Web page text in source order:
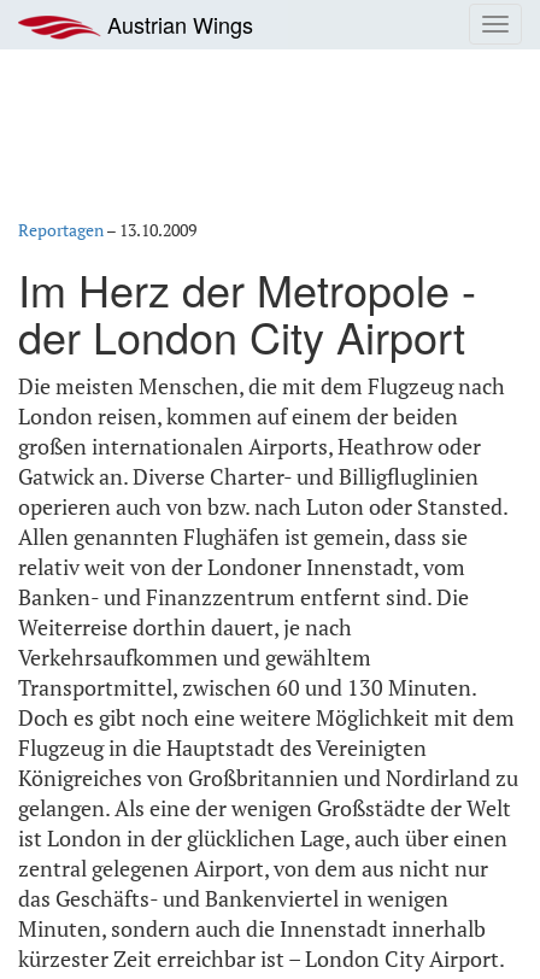
Inhalt
springen
Austrian Wings
Reportagen– 13.10.2009
Im Herz der Metropole -
der London City Airport
Die meisten Menschen, die mit dem Flugzeug nach
London reisen, kommen auf einem der beiden
großen internationalen Airports, Heathrow oder
Gatwick an. Diverse Charter- und Billigfluglinien
operieren auch von bzw. nach Luton oder Stansted.
Allen genannten Flughäfen ist gemein, dass sie
relativ weit von der Londoner Innenstadt, vom
Banken- und Finanzzentrum entfernt sind. Die
Weiterreise dorthin dauert, je nach
Verkehrsaufkommen und gewähltem
Transportmittel, zwischen 60 und 130 Minuten.
Doch es gibt noch eine weitere Möglichkeit mit dem
Flugzeug in die Hauptstadt des Vereinigten
Königreiches von Großbritannien und Nordirland zu
gelangen. Als eine der wenigen Großstädte der Welt
ist London in der glücklichen Lage, auch über einen
zentral gelegenen Airport, von dem aus nicht nur
das Geschäfts- und Bankenviertel in wenigen
Minuten, sondern auch die Innenstadt innerhalb
kürzester Zeit erreichbar ist – London City Airport.